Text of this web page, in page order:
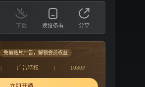
下载 换设备看 分享
免前贴片广告，解锁会员权益
| 广告特权 | 1080P